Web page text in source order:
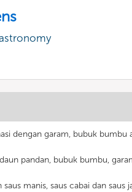
dengan garam, bubuk bumbu
pandan, bubuk bumbu,
manis, saus cabai dan saus